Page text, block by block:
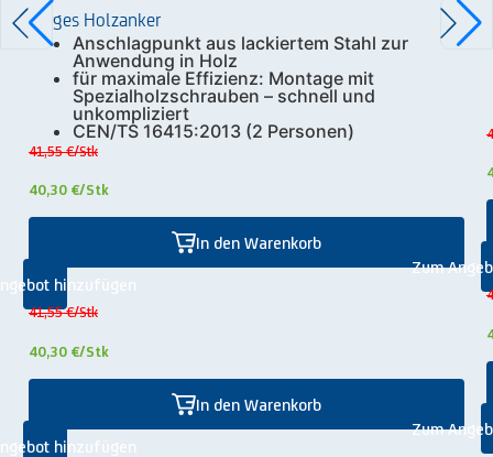
Zarges Holzanker
Anschlagpunkt aus lackiertem Stahl zur
Anwendung in Holz
für maximale Effizienz: Montage mit
Spezialholzschrauben – schnell und
unkompliziert
CEN/TS 16415:2013 (2 Personen)
41,55 €/Stk
40,30 €/Stk
In den Warenkorb
hinzufügen
41,55 €/Stk
40,30 €/Stk
In den Warenkorb
hinzufügen
Zum
Zum